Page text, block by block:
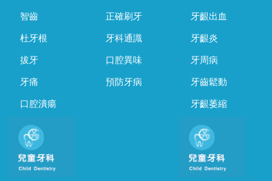
智齒
杜牙根
拔牙
牙痛
口腔潰瘍
正確刷牙
牙科通識
口腔異味
預防牙病
牙齦出血
牙齦炎
牙周病
牙齒鬆動
牙齦萎縮